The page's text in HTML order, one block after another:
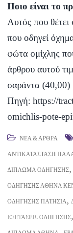
Ποιο είναι το
Αυτός που
που οδηγεί
φώτα ομίχλης
άρθρου αυτού
σαράντα (40,00)
Πηγή: https://
omichlis-pote-
ΝΈΑ & ΆΡΘΡΑ
ΑΝΤΙΚΑΤΆΣΤΑΣΗ
ΔΊΠΛΩΜΑ ΟΔΉΓΗΣΗΣ,
ΟΔΉΓΗΣΗΣ ΑΘΉΝΑ
ΟΔΉΓΗΣΗΣ ΠΑΤΉΣΙΑ,
ΕΞΕΤΆΣΕΙΣ ΟΔΉΓΗΣΗΣ,